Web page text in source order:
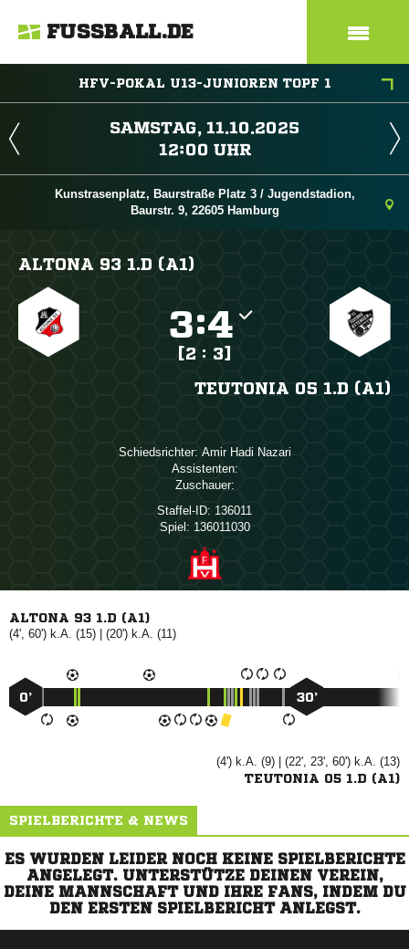
FUSSBALL.DE
HFV-POKAL U13-JUNIOREN TOPF 1
 
 
Kunstrasenplatz, Baurstraße Platz 3 / Jugendstadion,
Baurstr. 9, 22605 Hamburg
ALTONA 93 1.D (A1)
:
[2 : 3]
TEUTONIA 05 1.D (A1)
Schiedsrichter:   
Assistenten:
Zuschauer:
Staffel-ID: 136011
Spiel: 136011030
ALTONA 93 1.D (A1)
(4', 60') k.A. (15) | (20') k.A. (11)
0’ 30’
(4') k.A. (9) | (22', 23', 60') k.A. (13)
TEUTONIA 05 1.D (A1)
SPIELBERICHTE & NEWS
ES WURDEN LEIDER NOCH KEINE SPIELBERICHTE
ANGELEGT. UNTERSTÜTZE DEINEN VEREIN,
DEINE MANNSCHAFT UND IHRE FANS, INDEM DU
DEN ERSTEN SPIELBERICHT ANLEGST.